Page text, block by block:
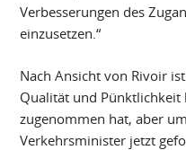
Verbesserungen des
einzusetzen.“
Nach Ansicht von Rivoir
Qualität und Pünktlichkeit
zugenommen hat, aber
Verkehrsminister jetzt